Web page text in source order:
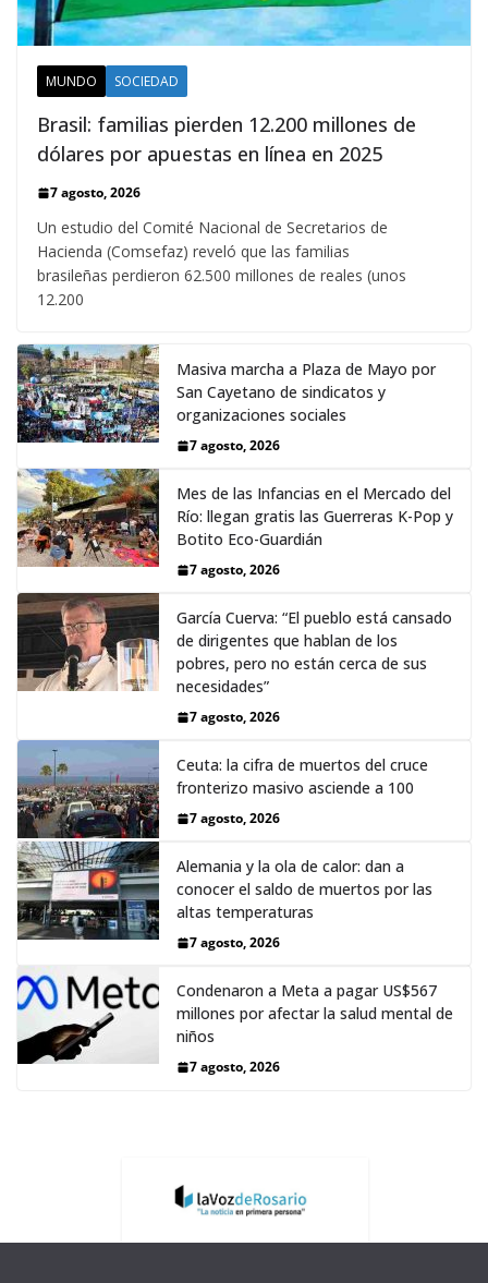
MUNDO SOCIEDAD
Brasil: familias pierden 12.200 millones de
dólares por apuestas en línea en 2025
7 agosto, 2026
Un estudio del Comité Nacional de Secretarios de
Hacienda (Comsefaz) reveló que las familias
brasileñas perdieron 62.500 millones de reales (unos
12.200
Masiva marcha a Plaza de Mayo por
San Cayetano de sindicatos y
organizaciones sociales
7 agosto, 2026
Mes de las Infancias en el Mercado del
Río: llegan gratis las Guerreras K-Pop y
Botito Eco-Guardián
7 agosto, 2026
García Cuerva: “El pueblo está cansado
de dirigentes que hablan de los
pobres, pero no están cerca de sus
necesidades”
7 agosto, 2026
Ceuta: la cifra de muertos del cruce
fronterizo masivo asciende a 100
7 agosto, 2026
Alemania y la ola de calor: dan a
conocer el saldo de muertos por las
altas temperaturas
7 agosto, 2026
Condenaron a Meta a pagar US$567
millones por afectar la salud mental de
niños
7 agosto, 2026